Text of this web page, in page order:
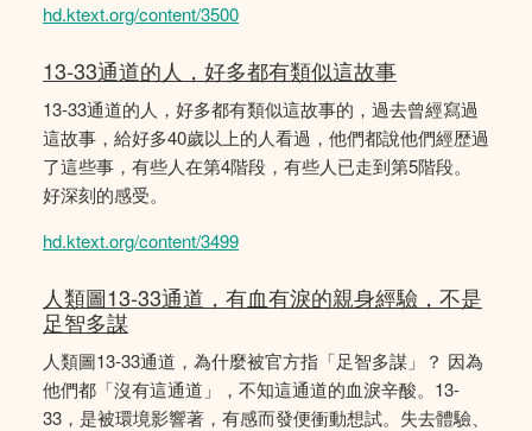
hd.ktext.org/content/3500
13-33通道的人，好多都有類似這故事
13-33通道的人，好多都有類似這故事的，過去曾經寫過
這故事，給好多40歲以上的人看過，他們都說他們經歴過
了這些事，有些人在第4階段，有些人已走到第5階段。
好深刻的感受。
hd.ktext.org/content/3499
人類圖13-33通道，有血有淚的親身經驗，不是
足智多謀
人類圖13-33通道，為什麼被官方指「足智多謀」？ 因為
他們都「沒有這通道」，不知這通道的血淚辛酸。13-
33，是被環境影響著，有感而發便衝動想試。失去體驗、